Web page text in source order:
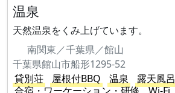
温泉
天然温泉をくみ上げています。
南関東／千葉県／館山
千葉県館山市船形1295-52
貸別荘
屋根付BBQ 温泉
露天風呂